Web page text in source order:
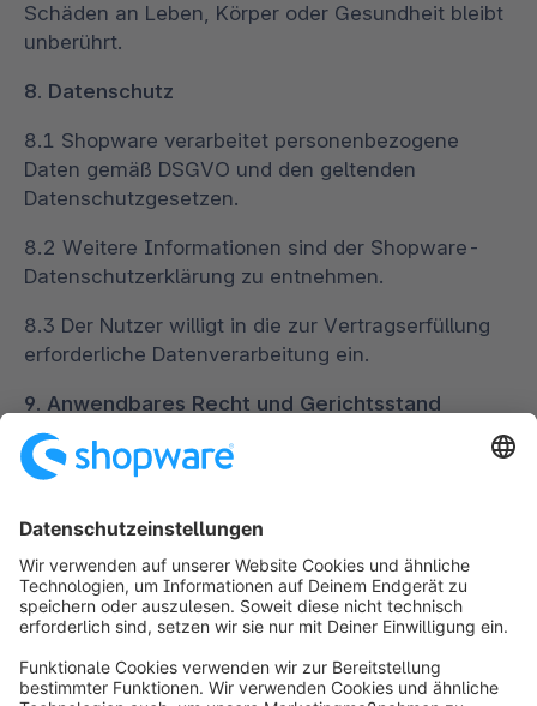
Schäden an Leben, Körper oder Gesundheit bleibt
unberührt.
8. Datenschutz
8.1 Shopware verarbeitet personenbezogene
Daten gemäß DSGVO und den geltenden
Datenschutzgesetzen.
8.2 Weitere Informationen sind der Shopware-
Datenschutzerklärung zu entnehmen.
8.3 Der Nutzer willigt in die zur Vertragserfüllung
erforderliche Datenverarbeitung ein.
9. Anwendbares Recht und Gerichtsstand
10.1 Es gilt ausschließlich deutsches Recht unter
Ausschluss des UN-Kaufrechts (CISG).
10.2 Ausschließlicher Gerichtsstand ist der Sitz
der Shopware AG.
Im Falle von Widersprüchen zwischen der
englischen und der deutschen Version dieser AGB
ist die deutsche Version maßgeblich.